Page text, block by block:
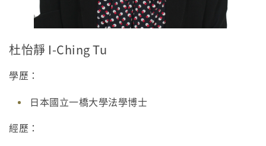
杜怡靜 I-Ching Tu
學歷：
日本國立一橋大學法學博士
經歷：